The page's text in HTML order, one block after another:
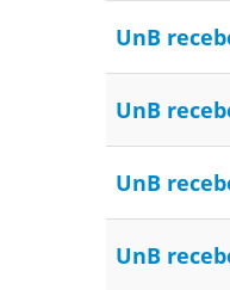
UnB
UnB
UnB
UnB